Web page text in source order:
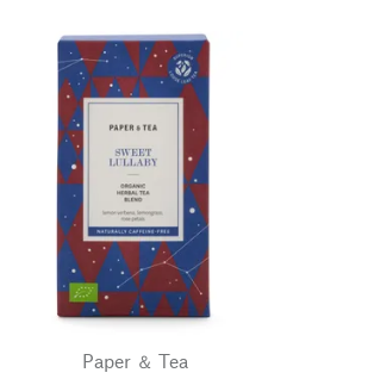
Paper ＆ Tea